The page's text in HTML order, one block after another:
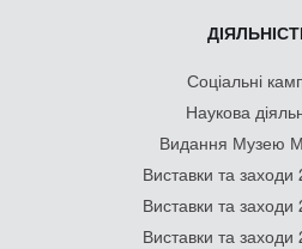
Соціальні
Наукова
Видання Музею
Виставки та заходи
Виставки та заходи
Виставки та заходи